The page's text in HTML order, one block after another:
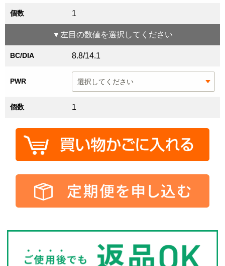
個数 1
▼ 左目 の数値を選択してください
BC/DIA 8.8/14.1
PWR
個数 1